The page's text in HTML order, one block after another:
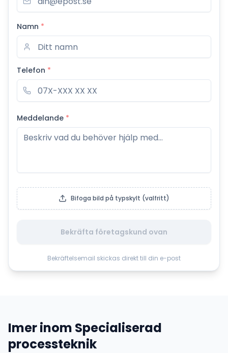
Namn *
Telefon *
Meddelande *
Bifoga bild på typskylt (valfritt)
Bekräfta företagskund ovan
Bekräftelsemail skickas direkt till din e-post
Imerinom Specialiserad
processteknik